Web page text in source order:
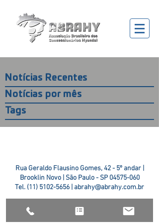
Notícias Recentes
Notícias por mês
Tags
Rua Geraldo Flausino Gomes, 42 - 5º andar |
Brooklin Novo | São Paulo - SP 04575-060
Tel. (11) 5102-5656 abrahy@abrahy.com.br
©2018 ABRAHY. criado pela TR2 Art + Design